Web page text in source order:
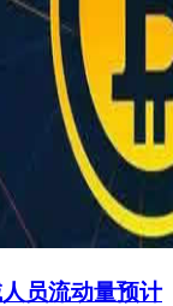
员流动量预计